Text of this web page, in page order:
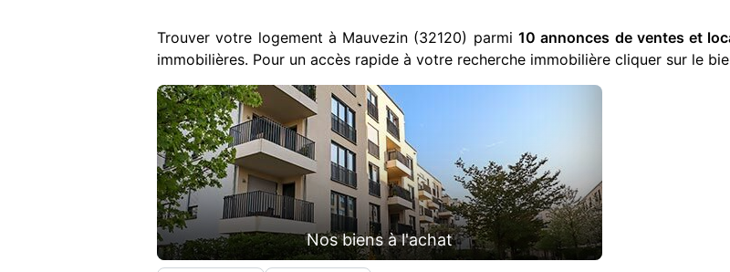
Trouver votre logement à Mauvezin (32120) parmi 10 annonces de ventes et
immobilières. Pour un accès rapide à votre recherche immobilière cliquer sur le
Nos biens à l'achat